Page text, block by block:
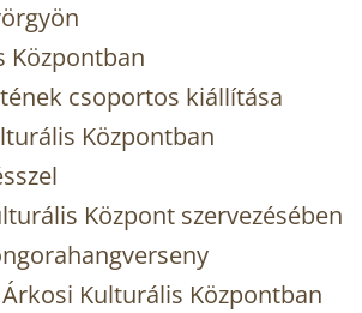
Központban
csoportos kiállítása
Központban
Központ szervezésében
Kulturális Központban